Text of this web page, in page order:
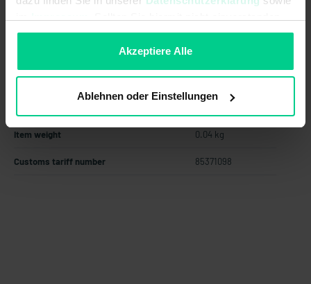
sein, können Sie die Verwendung von Cookies hier
Akzeptiere Alle
Ablehnen oder Einstellungen
Create offer
Item weight 0.04 kg
Customs tariff number 85371098